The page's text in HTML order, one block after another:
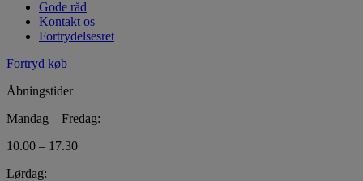
Gode råd
Kontakt os
Fortrydelsesret
Fortryd køb
Åbningstider
Mandag – Fredag:
10.00 – 17.30
Lørdag: